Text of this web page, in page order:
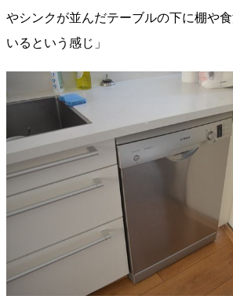
やシンクが並んだテーブルの下に棚や
いるという感じ」